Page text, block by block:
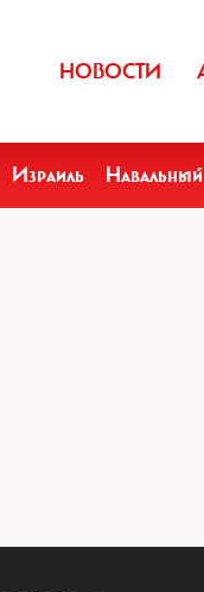
НОВОСТИ
Израиль Навальный